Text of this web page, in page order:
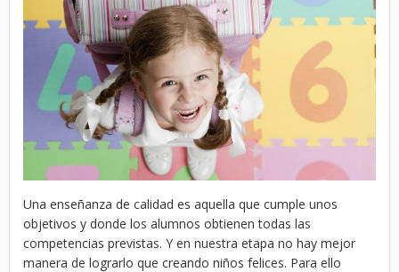
Una enseñanza de calidad es aquella que cumple unos
objetivos y donde los alumnos obtienen todas las
competencias previstas. Y en nuestra etapa no hay mejor
manera de lograrlo que creando niños felices. Para ello